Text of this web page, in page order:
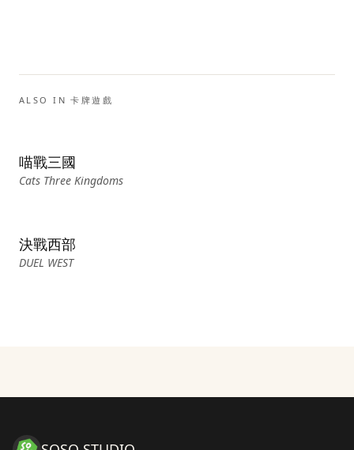
ALSO IN卡牌遊戲
喵戰三國
Cats Three Kingdoms
決戰西部
DUEL WEST